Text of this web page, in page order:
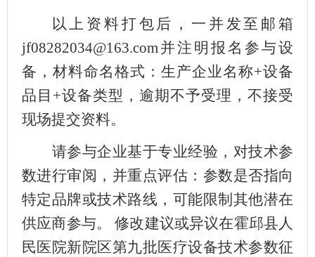
以上资料打包后，一并发至邮箱
jf08282034@163.com并注明报名参与设
备，材料命名格式：生产企业名称+设备
品目+设备类型，逾期不予受理，不接受
现场提交资料。
请参与企业基于专业经验，对技术参
数进行审阅，并重点评估：参数是否指向
特定品牌或技术路线，可能限制其他潜在
供应商参与。
修改建议或异议在霍邱县人
民医院新院区第九批医疗设备技术参数征